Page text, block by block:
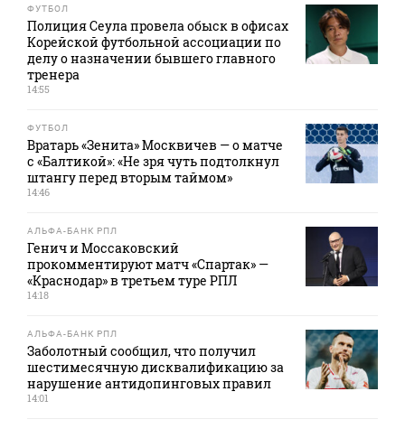
ФУТБОЛ
Полиция Сеула провела обыск в офисах
Корейской футбольной ассоциации по
делу о назначении бывшего главного
тренера
14:55
ФУТБОЛ
Вратарь «Зенита» Москвичев — о матче
с «Балтикой»: «Не зря чуть подтолкнул
штангу перед вторым таймом»
14:46
АЛЬФА-БАНК РПЛ
Генич и Моссаковский
прокомментируют матч «Спартак» —
«Краснодар» в третьем туре РПЛ
14:18
АЛЬФА-БАНК РПЛ
Заболотный сообщил, что получил
шестимесячную дисквалификацию за
нарушение антидопинговых правил
14:01